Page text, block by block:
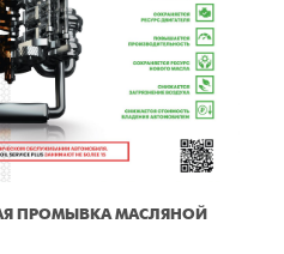
ПРОМЫВКА МАСЛЯНОЙ